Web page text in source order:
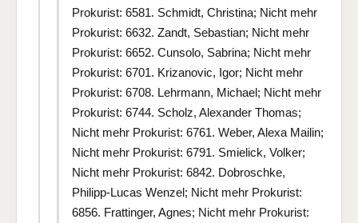
Prokurist: 6581. Schmidt, Christina; Nicht mehr
Prokurist: 6632. Zandt, Sebastian; Nicht mehr
Prokurist: 6652. Cunsolo, Sabrina; Nicht mehr
Prokurist: 6701. Krizanovic, Igor; Nicht mehr
Prokurist: 6708. Lehrmann, Michael; Nicht mehr
Prokurist: 6744. Scholz, Alexander Thomas;
Nicht mehr Prokurist: 6761. Weber, Alexa Mailin;
Nicht mehr Prokurist: 6791. Smielick, Volker;
Nicht mehr Prokurist: 6842. Dobroschke,
Philipp-Lucas Wenzel; Nicht mehr Prokurist:
6856. Frattinger, Agnes; Nicht mehr Prokurist: